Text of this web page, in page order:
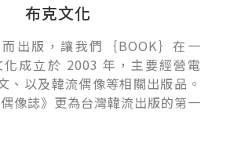
布克文化
而出版，讓我們｛BOOK｝在一
成立於 2003 年，主要經營電
、以及韓流偶像等相關出版品。
像誌》更為台灣韓流出版的第一